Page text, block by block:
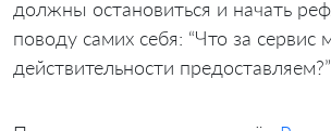
должны остановиться и начать
поводу самих себя: “Что за сервис
действительности предоставляем?”